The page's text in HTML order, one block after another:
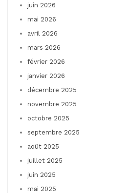
juin 2026
mai 2026
avril 2026
mars 2026
février 2026
janvier 2026
décembre 2025
novembre 2025
octobre 2025
septembre 2025
août 2025
juillet 2025
juin 2025
mai 2025